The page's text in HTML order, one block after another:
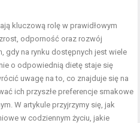
kluczową rolę w prawidłowym
odporność oraz rozwój
gdy na rynku dostępnych jest wiele
o odpowiednią dietę staje się
uwagę na to, co znajduje się na
ich przyszłe preferencje smakowe
W artykule przyjrzymy się, jak
w codziennym życiu, jakie